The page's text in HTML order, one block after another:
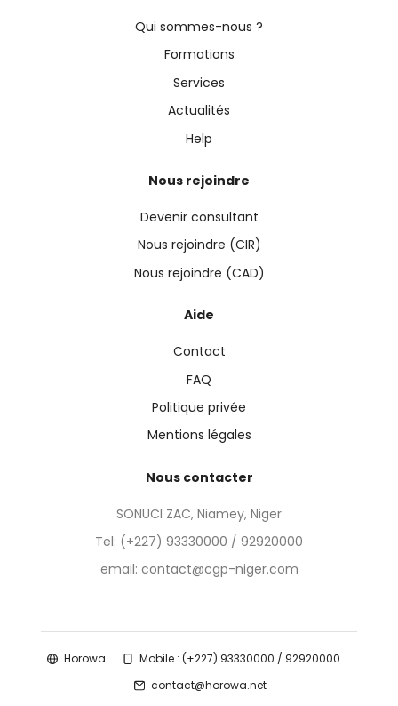
Qui sommes-nous ?
Formations
Services
Actualités
Help
Nous rejoindre
Devenir consultant
Nous rejoindre (CIR)
Nous rejoindre (CAD)
Aide
Contact
FAQ
Politique privée
Mentions légales
Nous contacter
SONUCI ZAC, Niamey, Niger
Tel: (+227) 93330000 / 92920000
email: contact@cgp-niger.com
Horowa
Mobile : (+227) 93330000 / 92920000
contact@horowa.net